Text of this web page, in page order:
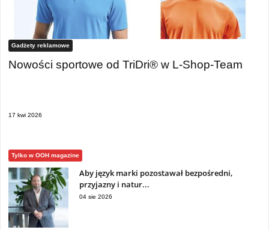
Gadżety reklamowe
Nowości sportowe od TriDri® w L-Shop-Team
17 kwi 2026
Tylko w OOH magazine
Aby język marki pozostawał bezpośredni,
przyjazny i natur...
04 sie 2026